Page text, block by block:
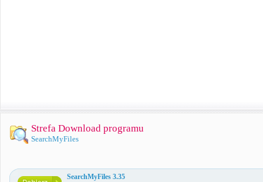
Strefa Download programu
SearchMyFiles
SearchMyFiles 3.35